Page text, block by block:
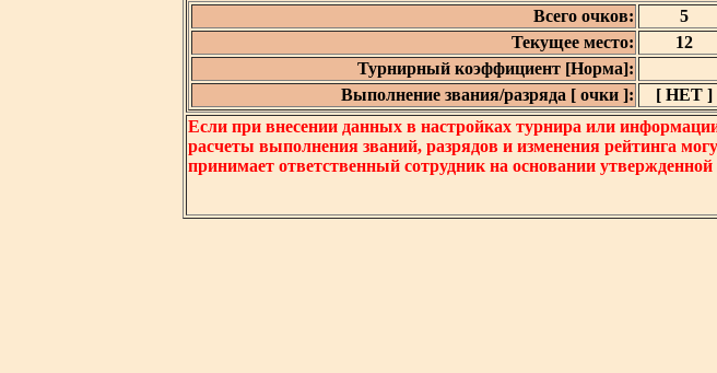
Всего очков:
5
Текущее место:
12
Турнирный коэффициент [Норма]:
Выполнение звания/разряда [ очки ]:
[ НЕТ ]
Если при внесении данных в настройках турнира или
расчеты выполнения званий, разрядов и изменения рейтинга
принимает ответственный сотрудник на основании